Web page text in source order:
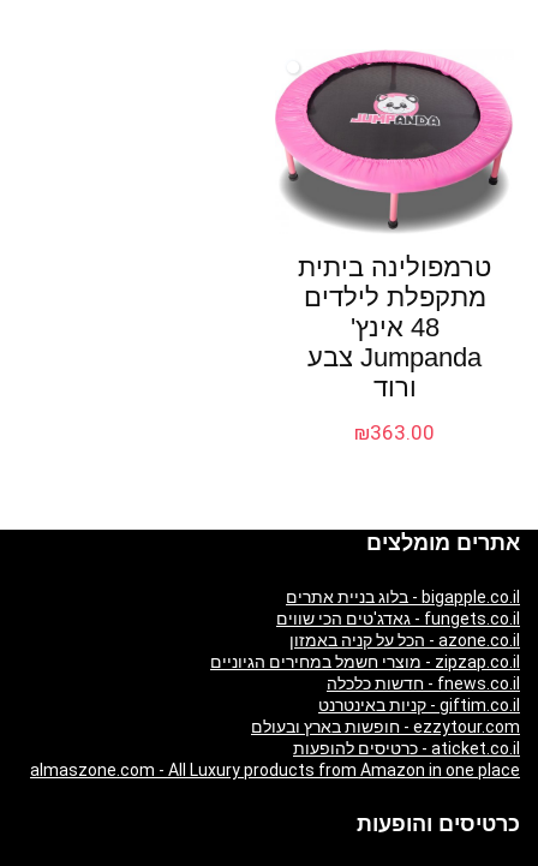
טרמפולינה ביתית
מתקפלת לילדים
48 אינץ'
Jumpanda צבע
ורוד
₪363.00
אתרים מומלצים
bigapple.co.il - בלוג בניית אתרים
fungets.co.il - גאדג'טים הכי שווים
azone.co.il - הכל על קניה באמזון
zipzap.co.il - מוצרי חשמל במחירים הגיוניים
fnews.co.il - חדשות כלכלה
giftim.co.il - קניות באינטרנט
ezzytour.com - חופשות בארץ ובעולם
aticket.co.il - כרטיסים להופעות
almaszone.com - All Luxury products from Amazon in one place
כרטיסים והופעות